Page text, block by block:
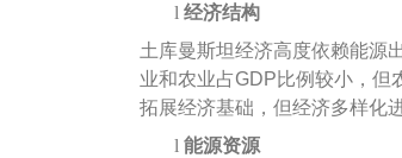
l 经济结构
土库曼斯坦经济高度依赖能源
业和农业占GDP比例较小，但
拓展经济基础，但经济多样化
l 能源资源